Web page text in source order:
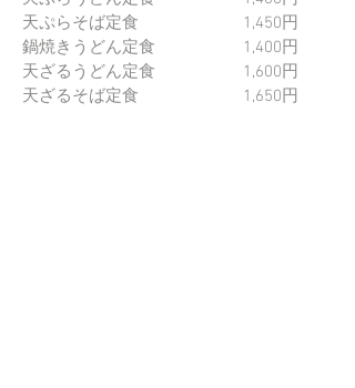
天ぷらそば定食 1,450円
鍋焼きうどん定食 1,400円
天ざるうどん定食 1,600円
天ざるそば定食 1,650円